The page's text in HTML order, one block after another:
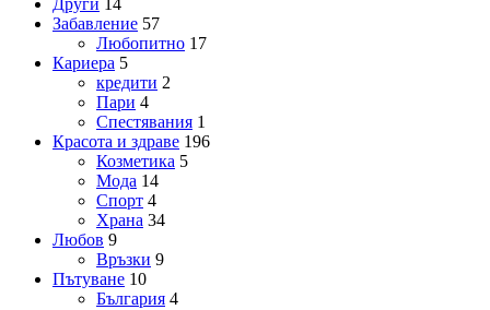
Забавление 57
Любопитно 17
Кариера 5
кредити 2
Пари 4
Спестявания 1
Красота и здраве 196
Козметика 5
Мода 14
Спорт 4
Храна 34
Любов 9
Връзки 9
Пътуване 10
България 4